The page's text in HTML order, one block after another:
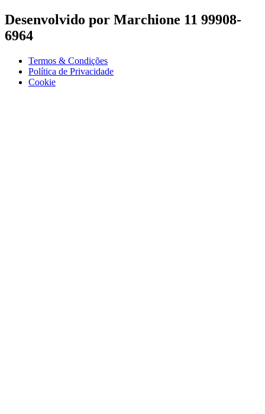
Desenvolvido por Marchione 11 99908-
6964
Termos & Condições
Política de Privacidade
Cookie